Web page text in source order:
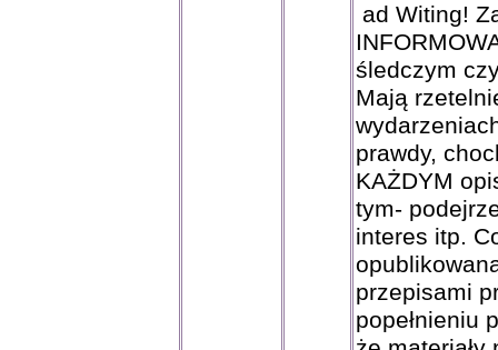
ad Witing!
śledczym
Mają
prawdy,
KAŻDYM
tym-
interes itp.
przepisami
popełnieniu